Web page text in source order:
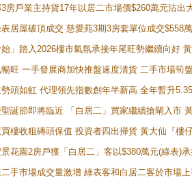
房戶業主持貨17年以居二市場價$260萬元沽出
居屋破頂成交 慈愛苑3期3房套單位成交$558
」踏入2026樓市氣氛承接年尾旺勢繼續向好
旺 一手發展商加快推盤速度清貨 二手市場
頭如虹 代理領先指數創年半新高 全年暫升
誕節即將臨近 「白居二」買家繼續搶閘入市
樓收租磚頭保值 投資者四出掃貨 黃大仙『樓
花園2房戶獲「白居二」客以$380萬元(綠表)
手市場成交量激增 綠表客和白居二客於市場